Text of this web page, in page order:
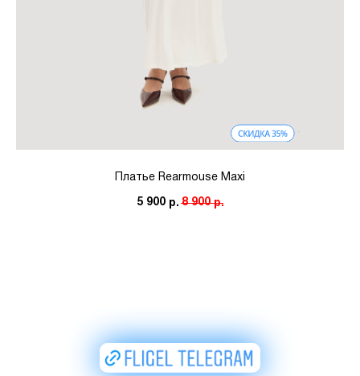
Платье Rearmouse Maxi
5 900 р. 8 900 р.